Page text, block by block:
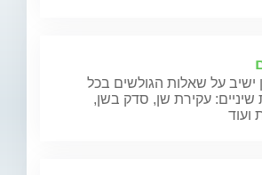
ישיב על שאלות הגולשים בכל
שיניים: עקירת שן, סדק בשן,
ועוד